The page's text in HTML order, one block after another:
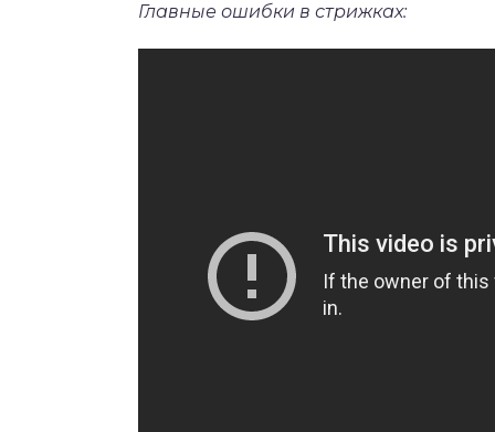
Главные ошибки в стрижках: